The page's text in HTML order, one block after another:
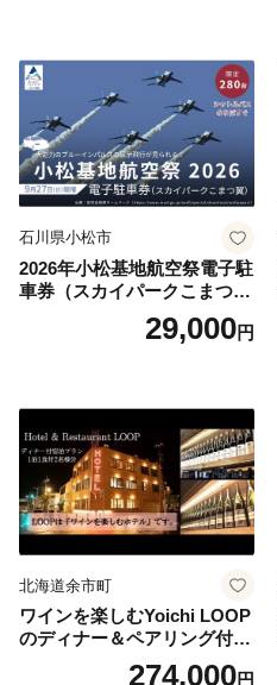
石川県小松市
2026年小松基地航空祭電子駐
車券（スカイパークこまつ
翼） 駐車場 シャトルバスの
りばすぐ 石川県 小松市
29,000円
北海道余市町
ワインを楽しむYoichi LOOP
のディナー＆ペアリング付宿
泊プラン＜デラックスツイン
274,000円